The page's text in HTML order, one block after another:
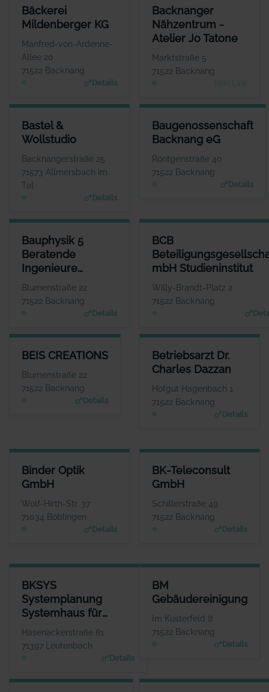
Bäckerei
Mildenberger KG
Manfred-von-Ardenne-
Allee 20
71522 Backnang
Details
BÄCKEREI MILDENBERGER KG
ANSPRECHPARTNER
Herr Bernd Mildenberger
www.mildenberger.eu
Backnanger
Nähzentrum -
Atelier Jo Tatone
Marktstraße 5
71522 Backnang
BACKNANGER NÄHZENTRUM
Bastel &
Wollstudio
Backnangerstraße 25
71573 Allmersbach im
Tal
Details
BASTEL & WOLLSTUDIO
ANSPRECHPARTNER
Frau Andrea Klink
WEBSITE
www.mein-wollstudio.d
e
Baugenossenschaft
Backnang eG
Röntgenstraße 40
71522 Backnang
Details
BAUGENOSSENSCHAFT
Herr Raphael
Bauphysik 5
Beratende
Ingenieure
PartGmbB
Blumenstraße 22
71522 Backnang
Details
BAUPHYSIK 5 BERATENDE INGENIEURE PARTGMBB
ANSPRECHPARTNER
Herr Steffen Blessing
WEBSITE
BCB
mbH Studieninstitut
Willy-Brandt-Platz 2
71522 Backnang
BCB
BEIS CREATIONS
Blumenstraße 22
71522 Backnang
Details
BEIS CREATIONS
Herr Georg Beis
www.beis-creations.co
m
Betriebsarzt Dr.
Charles Dazzan
Hofgut Hagenbach 1
71522 Backnang
Details
BETRIEBSARZT DR. CHARLES
Herr Charles
www.hausarztpraxis-
Binder Optik
GmbH
Wolf-Hirth-Str. 37
71034 Böblingen
Details
BINDER OPTIK GMBH
ANSPRECHPARTNER
Herr Helmut Baur
WEBSITE
www.binder-optik.de
BK-Teleconsult
GmbH
Schillerstraße 49
71522 Backnang
Details
BK-TELECONSULT GMBH
ANSPRECHPARTNER
Herr Martin Götzer
www.bk-teleconsult.de
BKSYS
Systemplanung
Systemhaus für
Anwendungssoftware
Hasenäckerstraße 81
71397 Leutenbach
Details
BKSYS SYSTEMPLANUNG SYSTEMHAUS FÜR
Herr Bernd
www.bksys-
BM
Gebäudereinigung
Im Kusterfeld 8
71522 Backnang
Details
BM GEBÄUDEREINIGUNG
ANSPRECHPARTNER
Herr Tihomir
Beganovic
www.bmreinigung.de